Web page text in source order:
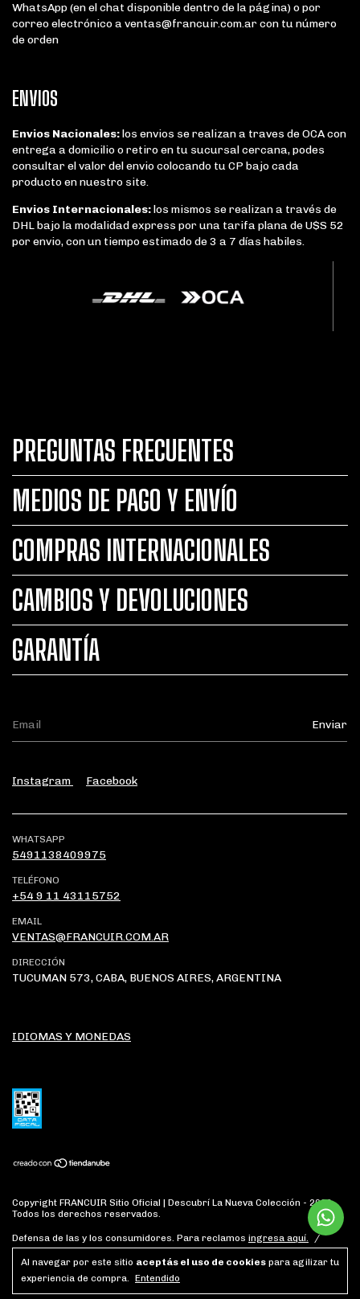
Al navegar por este sitio aceptás el uso de cookies para agilizar tu
experiencia de compra. Entendido
WhatsApp (en el chat disponible dentro de la página) o por
correo electrónico aventas@francuir.com.arcon tu número
de orden
ENVIOS
Envios Nacionales:los envios se realizan a traves de OCA con
entrega a domicilio o retiro en tu sucursal cercana, podes
consultar el valor del envio colocando tu CP bajo cada
producto en nuestro site.
Envios Internacionales:los mismos se realizan a través de
DHL bajo la modalidad express por una tarifa plana de U$S 52
por envio, con un tiempo estimado de 3 a 7 días habiles.
PREGUNTAS FRECUENTES
MEDIOS DE PAGO Y ENVÍO
COMPRAS INTERNACIONALES
CAMBIOS Y DEVOLUCIONES
GARANTÍA
Instagram Facebook
WHATSAPP
5491138409975
TELÉFONO
+54 9 11 43115752
EMAIL
VENTAS@FRANCUIR.COM.AR
DIRECCIÓN
TUCUMAN 573, CABA, BUENOS AIRES, ARGENTINA
IDIOMAS Y MONEDAS
Copyright FRANCUIR Sitio Oficial | Descubrí La Nueva Colección - 2026.
Todos los derechos reservados.
Defensa de las y los consumidores. Para reclamos ingresa aquí.
/
Botón de arrepentimiento